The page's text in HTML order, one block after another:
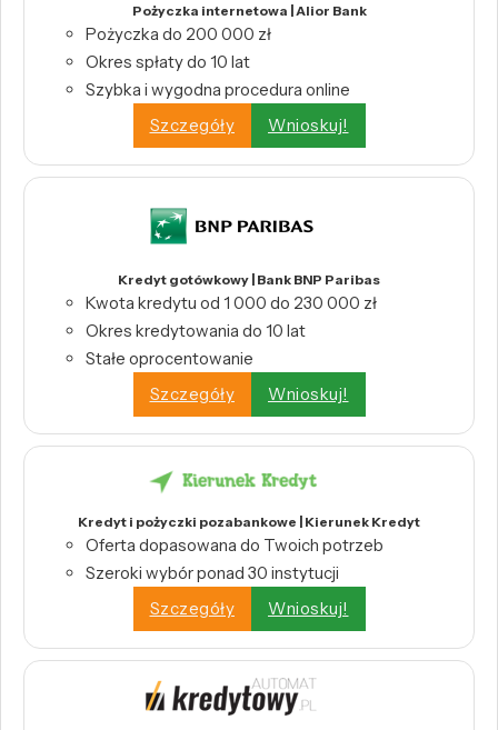
Pożyczka internetowa | Alior Bank
Pożyczka do 200 000 zł
Okres spłaty do 10 lat
Szybka i wygodna procedura online
Szczegóły
Wnioskuj!
Kredyt gotówkowy | Bank BNP Paribas
Kwota kredytu od 1 000 do 230 000 zł
Okres kredytowania do 10 lat
Stałe oprocentowanie
Szczegóły
Wnioskuj!
Kredyt i pożyczki pozabankowe | Kierunek Kredyt
Oferta dopasowana do Twoich potrzeb
Szeroki wybór ponad 30 instytucji
Szczegóły
Wnioskuj!